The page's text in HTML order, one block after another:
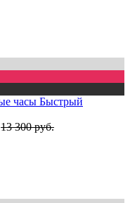
Быстрый
13 300 руб.